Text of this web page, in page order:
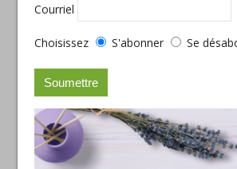
Courriel
Choisissez S'abonner Se